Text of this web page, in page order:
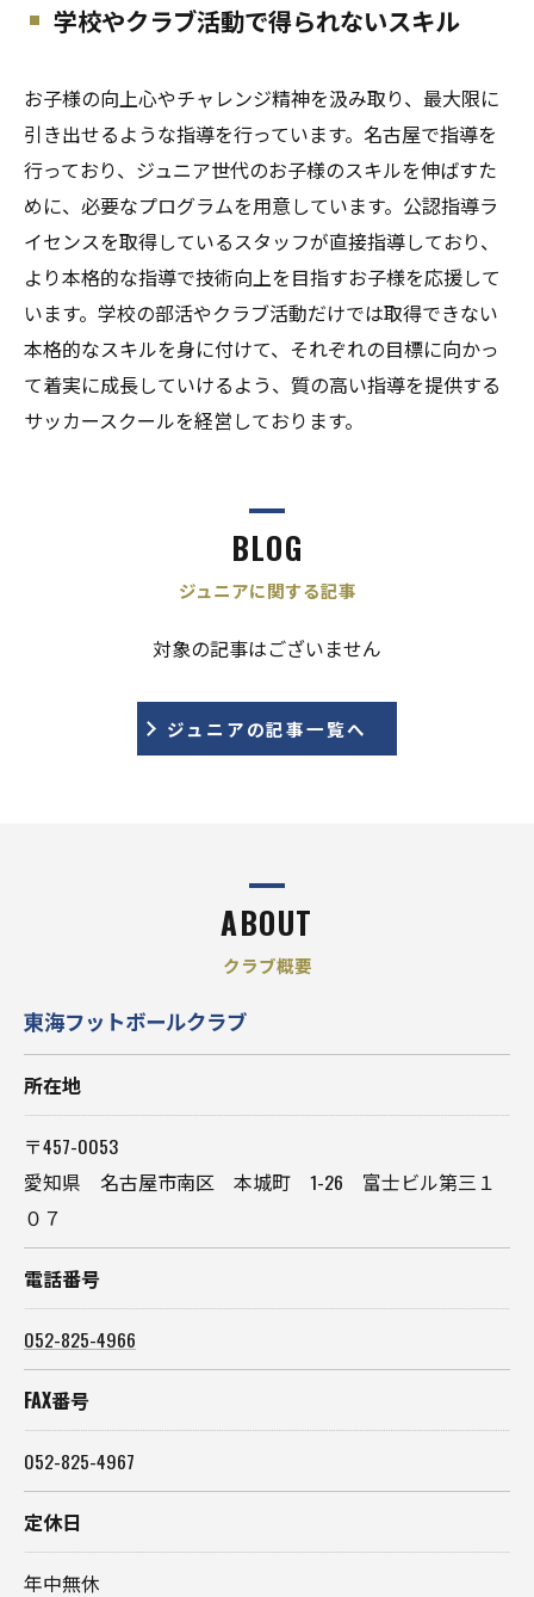
学校やクラブ活動で得られないスキル
お子様の向上心やチャレンジ精神を汲み取り、最大限に
引き出せるような指導を行っています。名古屋で指導を
行っており、ジュニア世代のお子様のスキルを伸ばすた
めに、必要なプログラムを用意しています。公認指導ラ
イセンスを取得しているスタッフが直接指導しており、
より本格的な指導で技術向上を目指すお子様を応援して
います。学校の部活やクラブ活動だけでは取得できない
本格的なスキルを身に付けて、それぞれの目標に向かっ
て着実に成長していけるよう、質の高い指導を提供する
サッカースクールを経営しております。
ジュニアに関する記事
BLOG
対象の記事はございません
ジュニアの記事一覧へ
クラブ概要
ABOUT
東海フットボールクラブ
所在地
〒457-0053
愛知県 名古屋市南区 本城町 1-26 富士ビル第三１
０７
電話番号
052-825-4966
FAX番号
052-825-4967
定休日
年中無休